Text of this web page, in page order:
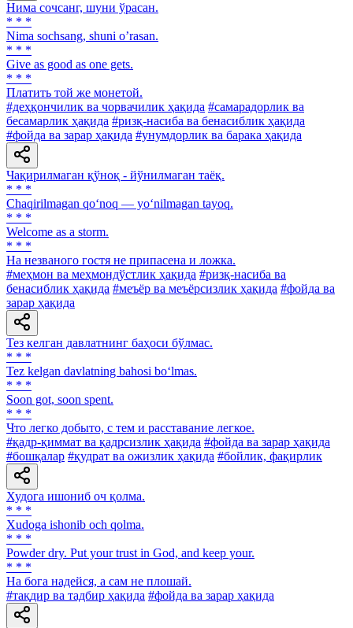
Нима сочсанг, шуни ўрасан.
* * *
Nima sochsang, shuni oʼrasan.
* * *
Give as good as one gets.
* * *
Платить той же монетой.
#деҳқончилик ва чорвачилик ҳақида #самарадорлик ва
бесамарлик ҳақида #ризқ-насиба ва бенасиблик ҳақида
#фойда ва зарар ҳақида #унумдорлик ва барака ҳақида
Чақирилмаган қўноқ - йўнилмаган таёқ.
* * *
Chaqirilmagan qo‘noq — yo‘nilmagan tayoq.
* * *
Welcome as a storm.
* * *
Ha незваного гостя не припасена и ложка.
#меҳмон ва меҳмондўстлик ҳақида #ризқ-насиба ва
бенасиблик ҳақида #меъёр ва меъёрсизлик ҳақида #фойда ва
зарар ҳақида
Тез келган давлатнинг баҳоси бўлмас.
* * *
Tez kelgan davlatning bahosi bo‘lmas.
* * *
Soon got, soon spent.
* * *
Что легко добыто, с тем и расставание легкое.
#қадр-қиммат ва қадрсизлик ҳақида #фойда ва зарар ҳақида
#бошқалар #қудрат ва ожизлик ҳақида #бойлик, фақирлик
Худога ишониб оч қолма.
* * *
Xudoga ishonib och qolma.
* * *
Powder dry. Put your trust in God, and keep your.
* * *
На бога надейся, а сам не плошай.
#тақдир ва тадбир ҳақида #фойда ва зарар ҳақида